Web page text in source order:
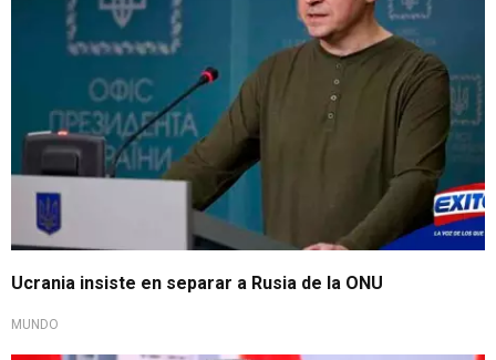
Ucrania insiste en separar a Rusia de la ONU
MUNDO